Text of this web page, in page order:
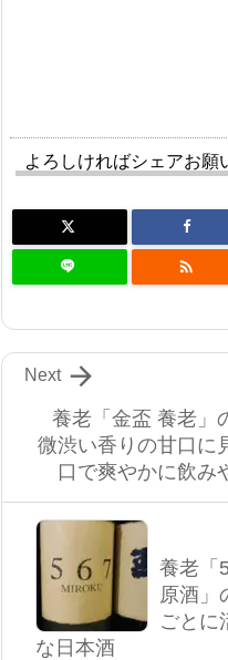
よろしければシェアお願

養老「金盃 養老」
微渋い香りの甘口に
口で爽やかに飲み

Next
養老「
原酒」
ごとに
な日本酒